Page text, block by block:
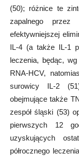
(50); różnice te
zapalnego
efektywniejszej
IL-4 (a także IL-1
leczenia, będąc,
RNA-HCV,
surowicy IL-2
obejmujące także
zespół śląski (53)
pierwszych 12
uzyskujących
półrocznego